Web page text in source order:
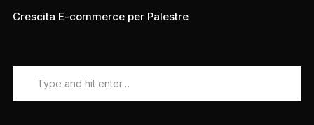
Crescita E-commerce per Palestre